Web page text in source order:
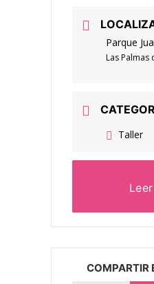
Parque
Las Palmas
Taller
COMPARTIR